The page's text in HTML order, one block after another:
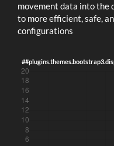
movement data into the
to more efficient, safe,
configurations